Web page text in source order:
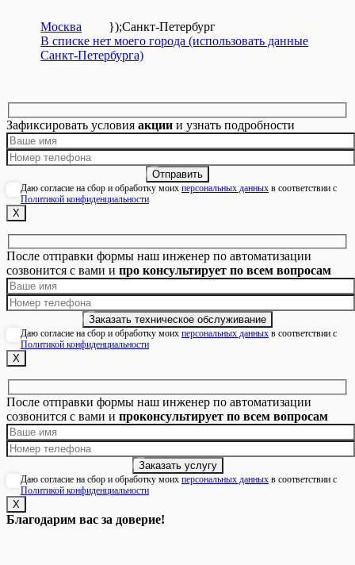
Москва });Санкт-Петербург
В списке нет моего города (использовать данные
Санкт-Петербурга)
Зафиксировать условия акции и узнать подробности
Даю согласие на сбор и обработку моих персональных данных в соответствии с
Политикой конфиденциальности
Х
После отправки формы наш инженер по автоматизации
созвонится с вами и про консультирует по всем вопросам
Даю согласие на сбор и обработку моих персональных данных в соответствии с
Политикой конфиденциальности
Х
После отправки формы наш инженер по автоматизации
созвонится с вами и проконсультирует по всем вопросам
Даю согласие на сбор и обработку моих персональных данных в соответствии с
Политикой конфиденциальности
Х
Благодарим вас за доверие!